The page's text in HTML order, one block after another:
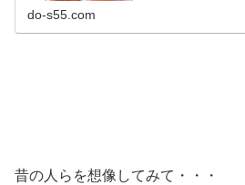
do-s55.com
昔の人らを想像してみて・・・